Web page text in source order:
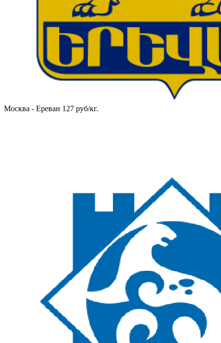
Москва - Ереван 127 руб/кг.